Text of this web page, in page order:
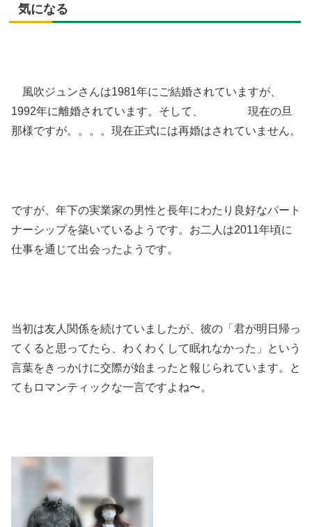
気になる​
風吹ジュンさんは1981年にご結婚されていますが、
1992年に離婚されています。そして、 現在の旦
那様ですが。。。。現在正式には再婚はされていません。
ですが、 年下の実業家の男性と長年にわたり良好なパート
ナーシップを築いているようです。 お二人は2011年頃に
仕事を通じて出会ったようです。
当初は友人関係を続けていましたが、彼の「君が明日帰っ
てくると思ってたら、わくわくして眠れなかった」という
言葉をきっかけに交際が始まったと報じられています。と
てもロマンティックな一言ですよね〜。